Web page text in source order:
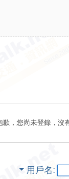
歉，您尚未登錄，沒
用戶名